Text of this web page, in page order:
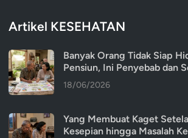
Artikel KESEHATAN
Banyak Orang Tidak Siap
Pensiun, Ini Penyebab dan
18/06/2026
Yang Membuat Kaget
Kesepian hingga Masalah